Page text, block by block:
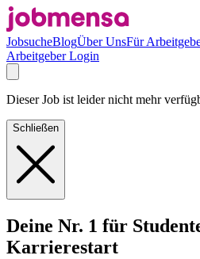
JobsucheBlogÜber UnsFür
Arbeitgeber Login
Dieser Job ist leider nicht mehr
Schließen
Deine Nr. 1 für
Karrierestart